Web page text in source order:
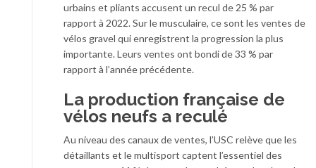
urbains et pliants accusent un recul de 25 % par
rapport à 2022. Sur le musculaire, ce sont les ventes de
vélos gravel qui enregistrent la progression la plus
importante. Leurs ventes ont bondi de 33 % par
rapport à l’année précédente.
La production française de
vélos neufs a reculé
Au niveau des canaux de ventes, l’USC relève que les
détaillants et le multisport captent l’essentiel des